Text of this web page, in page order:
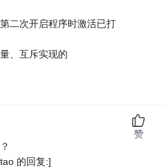
二次开启程序时激活已打
、互斥实现的
的回复:]
赞